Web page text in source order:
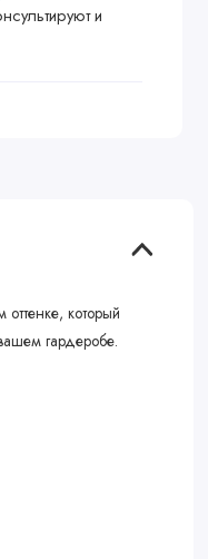
и
который
гардеробе.